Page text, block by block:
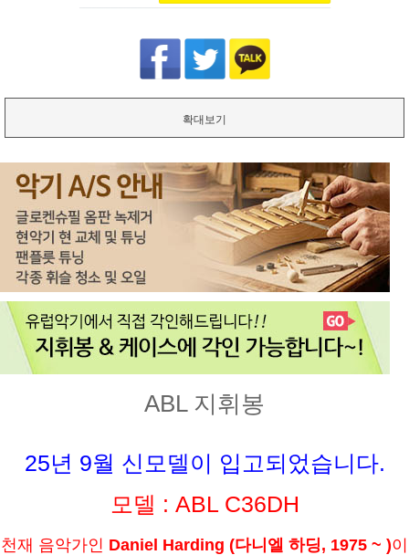
확대보기
ABL 지휘봉
25년 9월 신모델이 입고되었습니다.
모델 : ABL C36DH
천재 음악가인 Daniel Harding (다니엘 하딩, 1975 ~ )이